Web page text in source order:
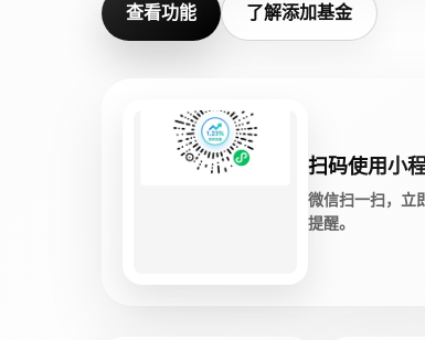
查看功能 了解添加基金
扫码使用小
微信扫一扫，立
提醒。